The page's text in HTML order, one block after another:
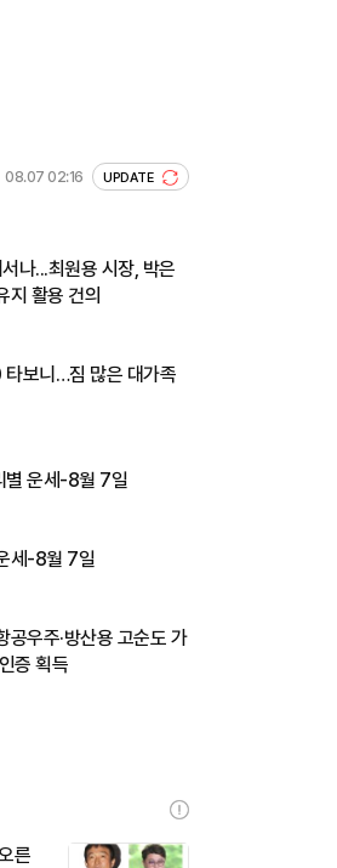
08.07 02:16 UPDATE
나...최원용 시장, 박은
지 활용 건의
보니…짐 많은 대가족
별 운세-8월 7일
세-8월 7일
공우주·방산용 고순도 가
증 획득
른